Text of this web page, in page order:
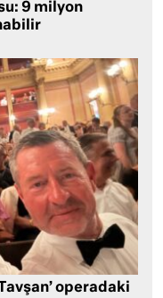
9 milyon
operadaki